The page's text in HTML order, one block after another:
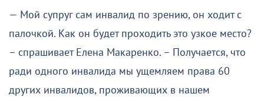
— Мой супруг сам инвалид по зрению, он ходит с
палочкой. Как он будет проходить это узкое место?
– спрашивает Елена Макаренко. – Получается, что
ради одного инвалида мы ущемляем права 60
других инвалидов, проживающих в нашем